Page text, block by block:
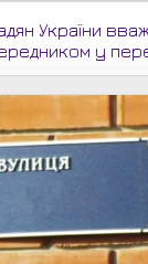
України
у